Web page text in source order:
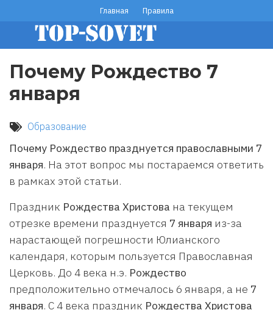
основному
содержанию
footer
menu
Главная Правила
Почему Рождество 7
января
Образование
Почему Рождество празднуется православными 7
января. На этот вопрос мы постараемся ответить
в рамках этой статьи.
Праздник Рождества Христова на текущем
отрезке времени празднуется 7 января из-за
нарастающей погрешности Юлианского
календаря, которым пользуется Православная
Церковь. До 4 века н.э. Рождество
предположительно отмечалось 6 января, а не 7
января. С 4 века праздник Рождества Христова